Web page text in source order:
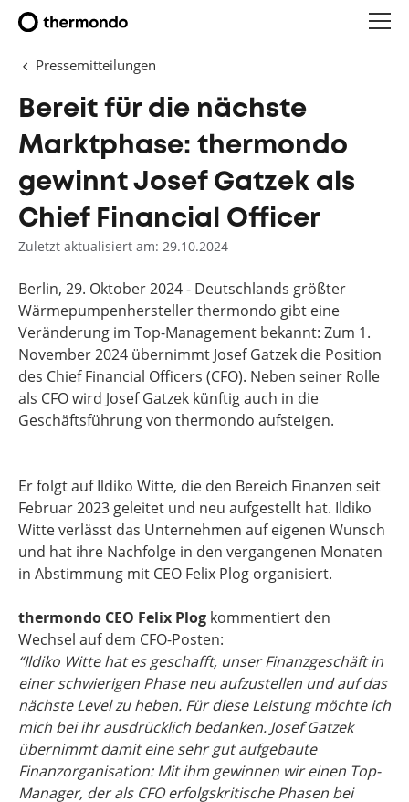
Pressemitteilungen
Bereit für die nächste
Marktphase: thermondo
gewinnt Josef Gatzek als
Chief Financial Officer
Zuletzt aktualisiert am: 29.10.2024
Berlin, 29. Oktober 2024 - Deutschlands größter
Wärmepumpenhersteller thermondo gibt eine
Veränderung im Top-Management bekannt: Zum 1.
November 2024 übernimmt Josef Gatzek die Position
des Chief Financial Officers (CFO). Neben seiner Rolle
als CFO wird Josef Gatzek künftig auch in die
Geschäftsführung von thermondo aufsteigen.
Er folgt auf Ildiko Witte, die den Bereich Finanzen seit
Februar 2023 geleitet und neu aufgestellt hat. Ildiko
Witte verlässt das Unternehmen auf eigenen Wunsch
und hat ihre Nachfolge in den vergangenen Monaten
in Abstimmung mit CEO Felix Plog organisiert.
thermondo CEO Felix Plog kommentiert den
Wechsel auf dem CFO-Posten:
“Ildiko Witte hat es geschafft, unser Finanzgeschäft in
einer schwierigen Phase neu aufzustellen und auf das
nächste Level zu heben. Für diese Leistung möchte ich
mich bei ihr ausdrücklich bedanken. Josef Gatzek
übernimmt damit eine sehr gut aufgebaute
Finanzorganisation: Mit ihm gewinnen wir einen Top-
Manager, der als CFO erfolgskritische Phasen bei